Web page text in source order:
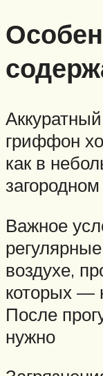
гриффон
как в
Важное
воздухе,
которых —
После
нужно